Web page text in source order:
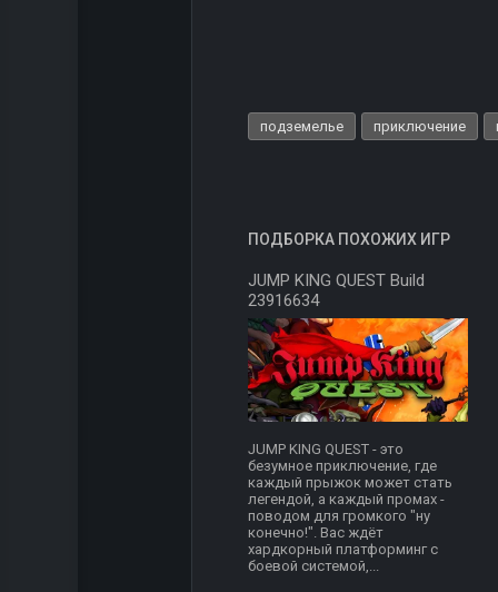
подземелье приключение
ПОДБОРКА ПОХОЖИХ ИГР
JUMP KING QUEST Build
23916634
JUMP KING QUEST - это
безумное приключение, где
каждый прыжок может стать
легендой, а каждый промах -
поводом для громкого "ну
конечно!". Вас ждёт
хардкорный платформинг с
боевой системой,...